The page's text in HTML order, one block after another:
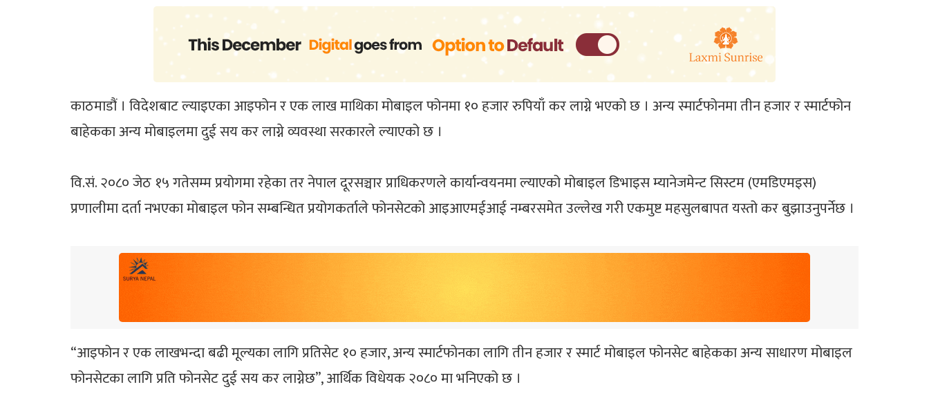
काठमाडौं । विदेशबाट ल्याइएका आइफोन र एक लाख माथिका मोबाइल फोनमा १० हजार रुपियाँ कर लाग्ने भएको छ । अन्य स्मार्टफोनमा तीन हजार र स्मार्टफोन
बाहेकका अन्य मोबाइलमा दुई सय कर लाग्ने व्यवस्था सरकारले ल्याएको छ ।
वि.सं. २०८० जेठ १५ गतेसम्म प्रयोगमा रहेका तर नेपाल दूरसञ्चार प्राधिकरणले कार्यान्वयनमा ल्याएको मोबाइल डिभाइस म्यानेजमेन्ट सिस्टम (एमडिएमइस)
प्रणालीमा दर्ता नभएका मोबाइल फोन सम्बन्धित प्रयोगकर्ताले फोनसेटको आइआएमईआई नम्बरसमेत उल्लेख गरी एकमुष्ट महसुलबापत यस्तो कर बुझाउनुपर्नेछ ।
“आइफोन र एक लाखभन्दा बढी मूल्यका लागि प्रतिसेट १० हजार, अन्य स्मार्टफोनका लागि तीन हजार र स्मार्ट मोबाइल फोनसेट बाहेकका अन्य साधारण मोबाइल
फोनसेटका लागि प्रति फोनसेट दुई सय कर लाग्नेछ”, आर्थिक विधेयक २०८० मा भनिएको छ ।